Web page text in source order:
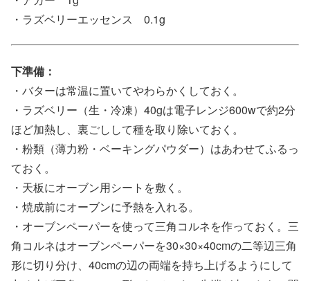
・ラズベリーエッセンス 0.1g
下準備：
・バターは常温に置いてやわらかくしておく。
・ラズベリー（生・冷凍）40gは電子レンジ600wで約2分
ほど加熱し、裏ごしして種を取り除いておく。
・粉類（薄力粉・ベーキングパウダー）はあわせてふるっ
ておく。
・天板にオーブン用シートを敷く。
・焼成前にオーブンに予熱を入れる。
・オーブンペーパーを使って三角コルネを作っておく。三
角コルネはオーブンペーパーを30×30×40cmの二等辺三角
形に切り分け、40cmの辺の両端を持ち上げるようにして